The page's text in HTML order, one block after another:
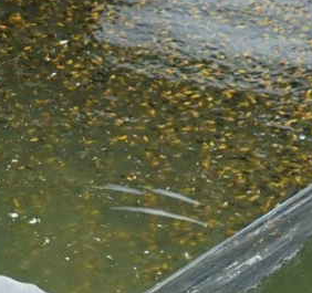
Cupang
Molly
Channa
Koi
Koki
Guppy
Platy
Glofish
Danio
Manfish